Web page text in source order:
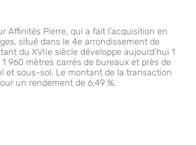
Affinités Pierre, qui a fait l’acquisition en
situé dans le 4e arrondissement de
du XVIIe siècle développe aujourd’hui 1
960 mètres carrés de bureaux et près de
et sous-sol. Le montant de la transaction
un rendement de 6,49 %.